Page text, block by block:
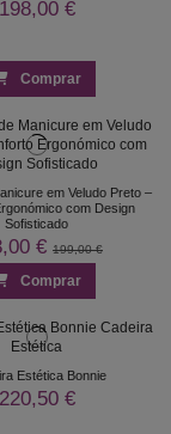
198,00 €
Comprar
em Veludo Preto –
com Design
Sofisticado
€ 199,00 €
Comprar
Estética Bonnie
220,50 €